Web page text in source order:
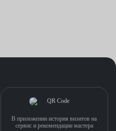
В приложении история визитов на
сервис и рекомендации мастера